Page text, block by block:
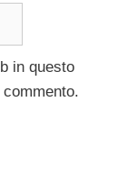
in questo